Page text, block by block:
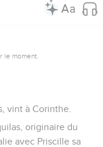
moment.
vint à Corinthe.
originaire du
avec Priscille sa